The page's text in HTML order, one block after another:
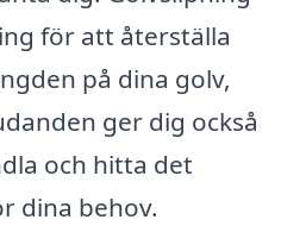
för att återställa
på dina golv,
ger dig också
och hitta det
dina behov.